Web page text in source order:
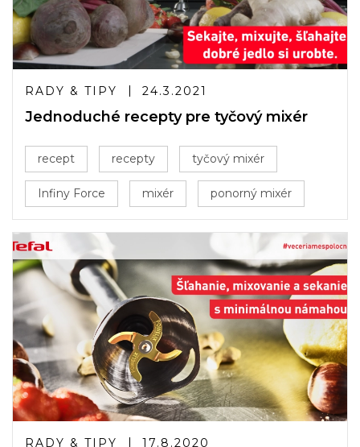
RADY & TIPY 24.3.2021
Jednoduché recepty pre tyčový mixér
recept recepty tyčový mixér
Infiny Force mixér ponorný mixér
RADY & TIPY 17.8.2020